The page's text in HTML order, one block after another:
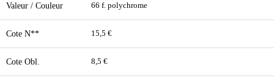
Valeur / Couleur 66 f. polychrome
Cote N** 15,5 €
Cote Obl. 8,5 €